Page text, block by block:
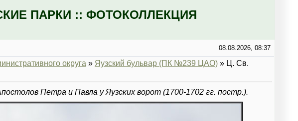
ПАРКИ :: ФОТОКОЛЛЕКЦИЯ
08.08.2026, 08:37
округа » Яузский бульвар (ПК №239 ЦАО) » Ц. Св.
Петра и Павла у Яузских ворот (1700-1702 гг. постр.).